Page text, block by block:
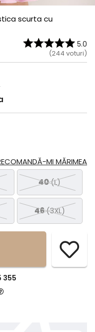
scurta cu
5.0
(244 voturi)
MI MĂRIMEA
40(L)
46(3XL)
355